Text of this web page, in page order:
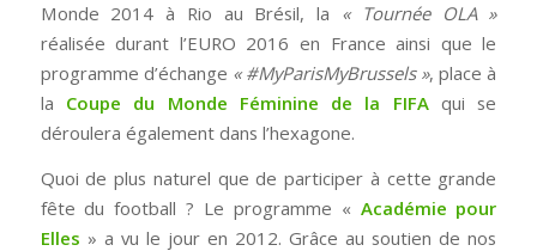
Monde 2014 à Rio au Brésil, la « Tournée OLA »
réalisée durant l’EURO 2016 en France ainsi que le
programme d’échange « #MyParisMyBrussels », place à
la Coupe du Monde Féminine de la FIFAqui se
déroulera également dans l’hexagone.
Quoi de plus naturel que de participer à cette grande
fête du football ? Le programme « Académie pour
Elles » a vu le jour en 2012. Grâce au soutien de nos